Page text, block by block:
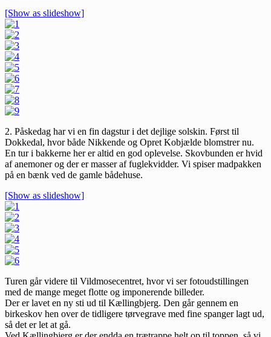
[Show as slideshow]
2. Påskedag har vi en fin dagstur i det dejlige solskin. Først til
Dokkedal, hvor både Nikkende og Opret Kobjælde blomstrer nu.
En tur i bakkerne her er altid en god oplevelse. Skovbunden er hvid
af anemoner og der er masser af fuglekvidder. Vi spiser madpakken
på en bænk ved de gamle bådehuse.
[Show as slideshow]
Turen går videre til Vildmosecentret, hvor vi ser fotoudstillingen
med de mange meget flotte og imponerende billeder.
Der er lavet en ny sti ud til Kællingbjerg. Den går gennem en
birkeskov hen over de tidligere tørvegrave med fine spanger lagt ud,
så det er let at gå.